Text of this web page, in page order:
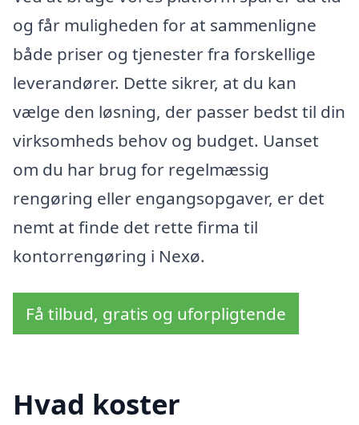
og får muligheden for at sammenligne
både priser og tjenester fra forskellige
leverandører. Dette sikrer, at du kan
vælge den løsning, der passer bedst til din
virksomheds behov og budget. Uanset
om du har brug for regelmæssig
rengøring eller engangsopgaver, er det
nemt at finde det rette firma til
kontorrengøring i Nexø.
Få tilbud, gratis og uforpligtende
Hvad koster